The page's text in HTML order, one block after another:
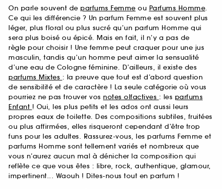
On parle souvent de parfums Femme ou Parfums Homme.
Ce qui les différencie ? Un parfum Femme est souvent plus
léger, plus floral ou plus sucré qu’un parfum Homme qui
sera plus boisé ou épicé. Mais en fait, il n’y a pas de
règle pour choisir ! Une femme peut craquer pour une jus
masculin, tandis qu’un homme peut aimer la sensualité
d’une eau de Cologne féminine. D’ailleurs, il existe des
parfums Mixtes : la preuve que tout est d’abord question
de sensibilité et de caractère ! La seule catégorie où vous
pourriez ne pas trouver vos notes olfactives : les parfums
Enfant ! Oui, les plus petits et les ados ont aussi leurs
propres eaux de toilette. Des compositions subtiles, fruitées
ou plus affirmées, elles risqueront cependant d’être trop
funs pour les adultes. Rassurez-vous, les parfums Femme et
parfums Homme sont tellement variés et nombreux que
vous n’aurez aucun mal à dénicher la composition qui
reflète ce que vous êtes : libre, rock, authentique, glamour,
impertinent... Waouh ! Dites-nous tout en parfum !